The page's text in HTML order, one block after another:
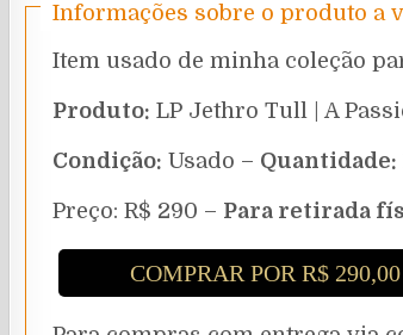
Informações sobre o produto a
Item usado de minha coleção
Produto: LP Jethro Tull | A
Condição: Usado – Quantidade:
Preço: R$ 290 – Para retirada
COMPRAR POR R$ 290,00